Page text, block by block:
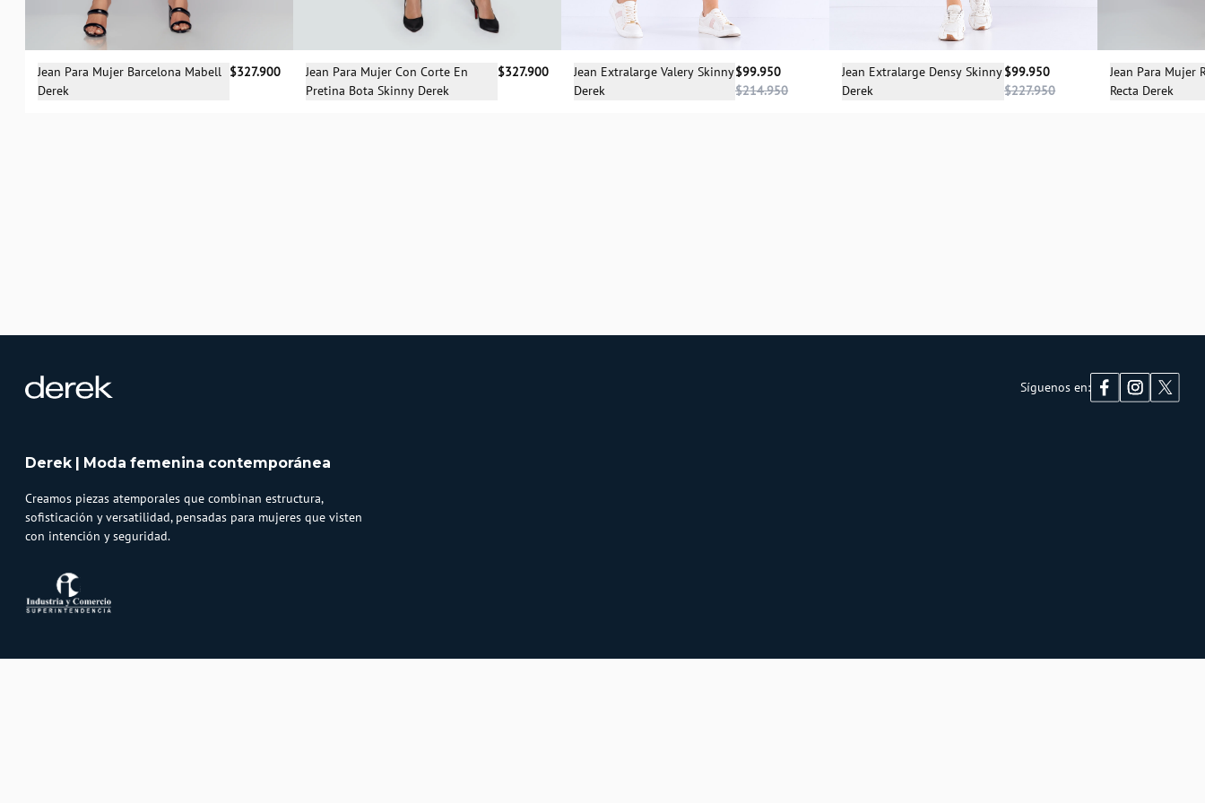
Selecciona una talla
Jean Para Mujer Barcelona Mabell
Derek
$327.900 Selecciona una talla
04 06 08 10
Jean Para Mujer Con Corte En
Pretina Bota Skinny Derek
$327.900 Selecciona una talla
Jean Extralarge Valery Skinny
Derek
$99.950
$214.950
Selecciona una talla
Jean Extralarge Densy Skinny
Derek
$99.950
$227.950
Jean Para Mujer
Recta Derek
Síguenos en:
Derek | Moda femenina contemporánea
Creamos piezas atemporales que combinan estructura,
sofisticación y versatilidad, pensadas para mujeres que visten
con intención y seguridad.